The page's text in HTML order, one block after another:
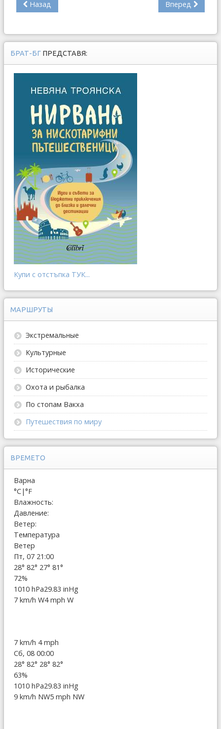
Назад Вперед
БРАТ-БГ ПРЕДСТАВЯ:
Купи с отстъпка ТУК...
МАРШРУТЫ
Экстремальные
Культурные
Исторические
Охота и рыбалка
По стопам Вакха
Путешествия по миру
ВРЕМЕТО
Варна
°C|°F
Влажность:
Давление:
Ветер:
Температура
Ветер
Пт, 07 21:00
28° 82° 27° 81°
72%
1010 hPa29.83 inHg
7 km/h W4 mph W
7 km/h 4 mph
Сб, 08 00:00
28° 82° 28° 82°
63%
1010 hPa29.83 inHg
9 km/h NW5 mph NW